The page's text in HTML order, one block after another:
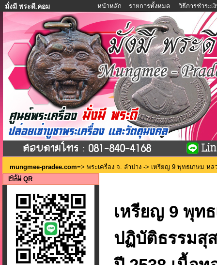
มั่งมี พระดี.คอม หน้าหลัก รายการทั้งหมด วิธีการชำระเ
mungmee-pradee.com=> พระเครื่อง จ. ลำปาง -> เหรียญ 9 พุทธเกษม หล
ครับ
Line QR
เหรียญ 9 พุท
ปฏิบัติธรรมสุ